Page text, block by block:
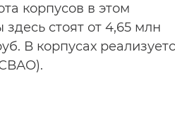
корпусов в этом
стоят от 4,65 млн
В корпусах